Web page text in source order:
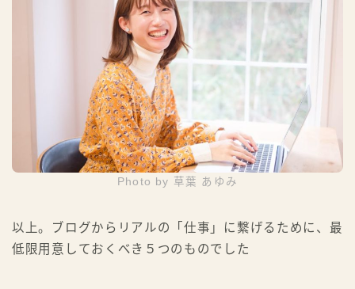
Photo by 草葉 あゆみ
以上。ブログからリアルの「仕事」に繋げるために、最
低限用意しておくべき５つのものでした